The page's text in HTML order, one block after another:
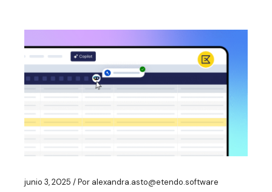
junio 3, 2025 Por alexandra.asto@etendo.software